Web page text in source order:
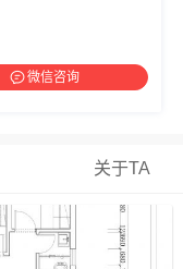
微信咨询
关于TA